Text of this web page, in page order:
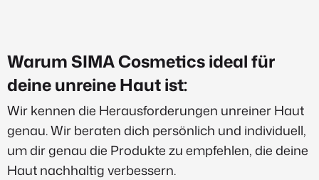
Warum SIMA Cosmetics ideal für
deine unreine Haut ist:
Wir kennen die Herausforderungen unreiner Haut
genau. Wir beraten dich persönlich und individuell,
um dir genau die Produkte zu empfehlen, die deine
Haut nachhaltig verbessern.